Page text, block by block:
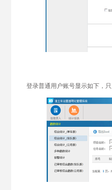
登录普通用户账号显示如下，